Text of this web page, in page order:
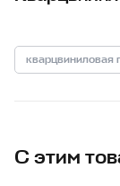
кварцвиниловая
С этим